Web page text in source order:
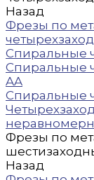
Назад
Фрезы по
Спиральные
Спиральные
AA
Спиральные
Фрезы по
Назад